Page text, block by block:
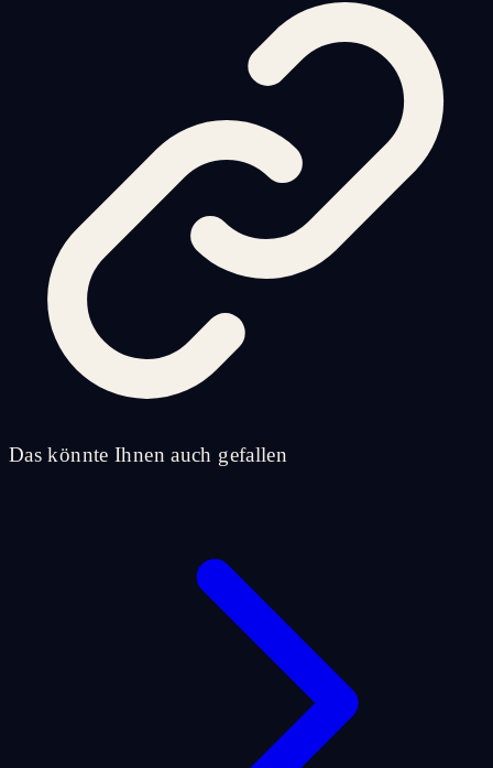
Das könnte Ihnen auch gefallen